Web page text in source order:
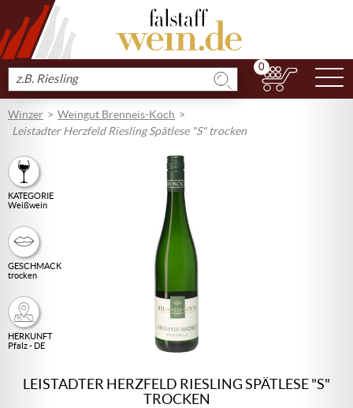
Produkt
suchen
0
Winzer
Weingut Brenneis-Koch
Leistadter Herzfeld Riesling Spätlese "S" trocken
KATEGORIE
Weißwein
GESCHMACK
trocken
HERKUNFT
Pfalz - DE
LEISTADTER HERZFELD RIESLING SPÄTLESE "S"
TROCKEN